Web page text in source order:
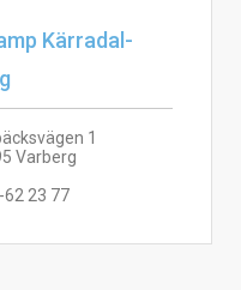
Kärradal-
1
Varberg
23 77